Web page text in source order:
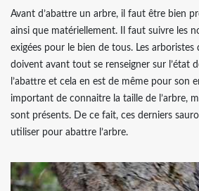
Avant d’abattre un arbre, il faut être bien
ainsi que matériellement. Il faut suivre les
exigées pour le bien de tous. Les arboristes
doivent avant tout se renseigner sur l’état
l’abattre et cela en est de même pour son
important de connaitre la taille de l’arbre,
sont présents. De ce fait, ces derniers
utiliser pour abattre l’arbre.